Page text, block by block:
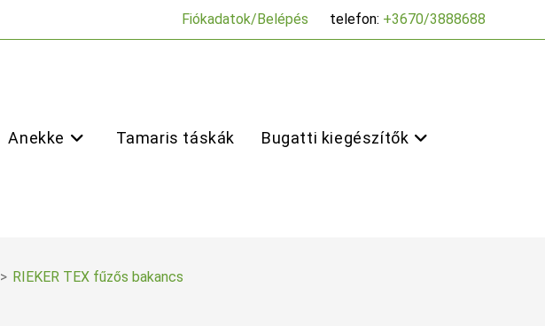
Fiókadatok/Belépés telefon: +3670/3888688
Anekke Tamaris táskák Bugatti kiegészítők
> RIEKER TEX fűzős bakancs